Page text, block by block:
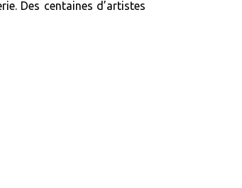
Des centaines d’artistes